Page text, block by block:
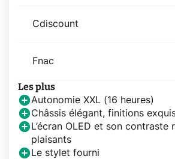
Cdiscount
Fnac
Les plus
Autonomie XXL (16 heures)
Châssis élégant, finitions
L’écran OLED et son contraste
plaisants
Le stylet fourni